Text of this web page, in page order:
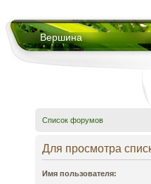
Вершина
Список форумов
Для просмотра
Имя пользователя: